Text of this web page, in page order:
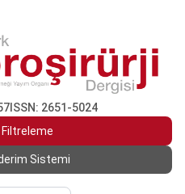
ISSN: 2651-5024
Sistemi